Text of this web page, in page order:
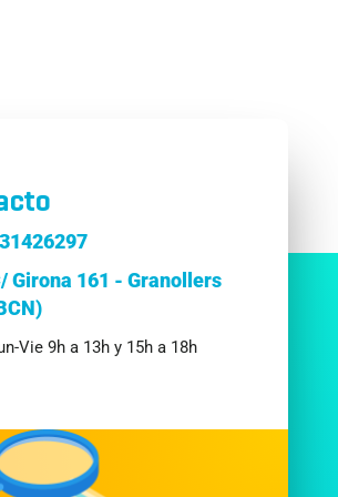
Girona 161 - Granollers
Vie 9h a 13h y 15h a 18h